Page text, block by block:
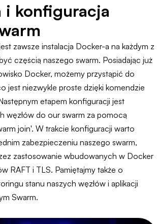
i konfiguracja
zawsze instalacja Docker-a na każdym z
częścią naszego swarm. Posiadając już
Docker, możemy przystąpić do
jest niezwykle proste dzięki komendzie
etapem konfiguracji jest
węzłów do our swarm za pomocą
join'. W trakcie konfiguracji warto
zabezpieczeniu naszego swarm,
zastosowanie wbudowanych w Docker
RAFT i TLS. Pamiętajmy także o
stanu naszych węzłów i aplikacji
Swarm.